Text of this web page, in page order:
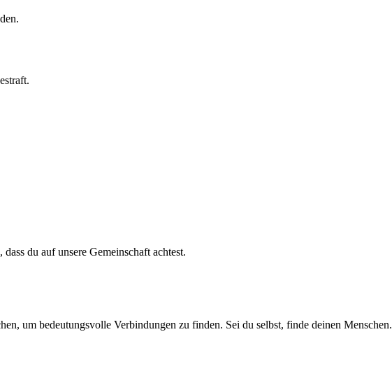
du auf unsere Gemeinschaft achtest.
um bedeutungsvolle Verbindungen zu finden. Sei du selbst, finde deinen Menschen.